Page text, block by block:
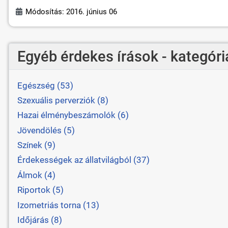
Módosítás: 2016. június 06
Egyéb érdekes írások -
Egészség (53)
Szexuális perverziók (8)
Hazai élménybeszámolók (6)
Jövendölés (5)
Színek (9)
Érdekességek az állatvilágból (37)
Álmok (4)
Riportok (5)
Izometriás torna (13)
Időjárás (8)